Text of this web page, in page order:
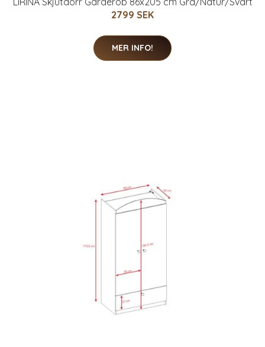
2799 SEK
MER INFO!